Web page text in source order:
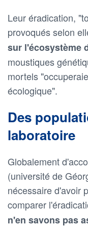
Leur éradication,
provoqués selon
sur l'écosystème
moustiques
mortels
écologique".
Des
laboratoire
Globalement
(université de
nécessaire d'avoir
comparer
n'en savons pas